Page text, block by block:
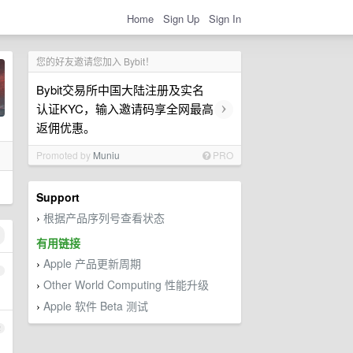
Home Sign Up Sign In
您的好友邀请您加入 Bybit！
Bybit交易所中国大陆注册及实名
认证KYC，输入邀请码享全网最高
返佣优惠。
›
Promoted by Muniu PRO
Support
› 根据产品序列号查看状态
有用链接
› Apple 产品更新周期
› Other World Computing 性能升级
› Apple 软件 Beta 测试